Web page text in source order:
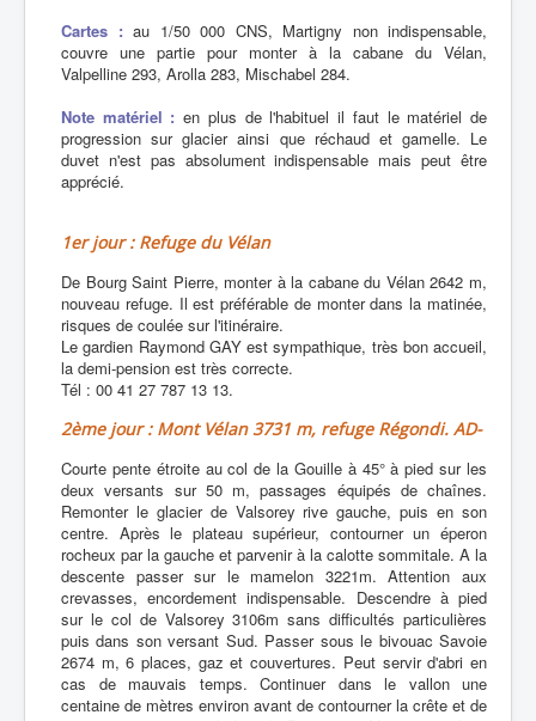
Cartes : au 1/50 000 CNS, Martigny non indispensable,
couvre une partie pour monter à la cabane du Vélan,
Valpelline 293, Arolla 283, Mischabel 284.
Note matériel :en plus de l'habituel il faut le matériel de
progression sur glacier ainsi que réchaud et gamelle. Le
duvet n'est pas absolument indispensable mais peut être
apprécié.
1er jour : Refuge du Vélan
De Bourg Saint Pierre, monter à la cabane du Vélan 2642 m,
nouveau refuge. Il est préférable de monter dans la matinée,
risques de coulée sur l'itinéraire.
Le gardien Raymond GAY est sympathique, très bon accueil,
la demi-pension est très correcte.
Tél : 00 41 27 787 13 13.
2ème jour : Mont Vélan 3731 m, refuge Régondi. AD-
Courte pente étroite au col de la Gouille à 45° à pied sur les
deux versants sur 50 m, passages équipés de chaînes.
Remonter le glacier de Valsorey rive gauche, puis en son
centre. Après le plateau supérieur, contourner un éperon
rocheux par la gauche et parvenir à la calotte sommitale. A la
descente passer sur le mamelon 3221m. Attention aux
crevasses, encordement indispensable. Descendre à pied
sur le col de Valsorey 3106m sans difficultés particulières
puis dans son versant Sud. Passer sous le bivouac Savoie
2674 m, 6 places, gaz et couvertures. Peut servir d'abri en
cas de mauvais temps. Continuer dans le vallon une
centaine de mètres environ avant de contourner la crête et de